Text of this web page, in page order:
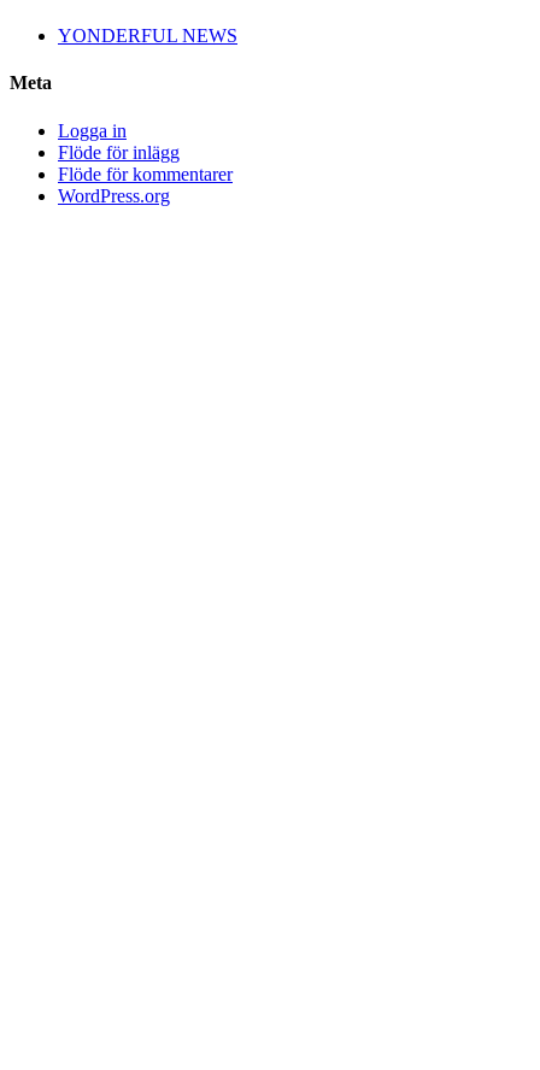
YONDERFUL NEWS
Meta
Logga in
Flöde för inlägg
Flöde för kommentarer
WordPress.org